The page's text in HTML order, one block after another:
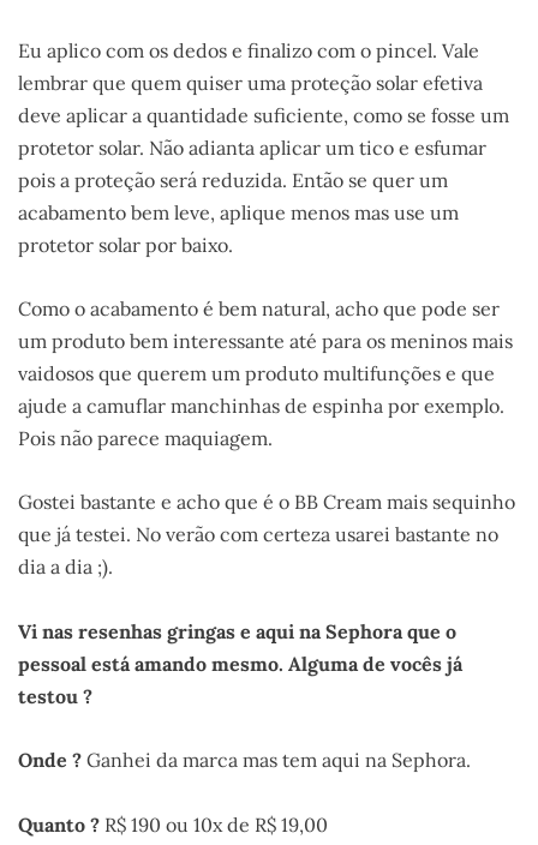
Eu aplico com os dedos e finalizo com o pincel. Vale
lembrar que quem quiser uma proteção solar efetiva
deve aplicar a quantidade suficiente, como se fosse um
protetor solar. Não adianta aplicar um tico e esfumar
pois a proteção será reduzida. Então se quer um
acabamento bem leve, aplique menos mas use um
protetor solar por baixo.
Como o acabamento é bem natural, acho que pode ser
um produto bem interessante até para os meninos mais
vaidosos que querem um produto multifunções e que
ajude a camuflar manchinhas de espinha por exemplo.
Pois não parece maquiagem.
Gostei bastante e acho que é o BB Cream mais sequinho
que já testei. No verão com certeza usarei bastante no
dia a dia ;).
Vi nas resenhas gringas e aqui na Sephora que o
pessoal está amando mesmo. Alguma de vocês já
testou ?
Onde ? Ganhei da marca mas tem aqui na Sephora.
Quanto ? R$ 190 ou 10x de R$ 19,00